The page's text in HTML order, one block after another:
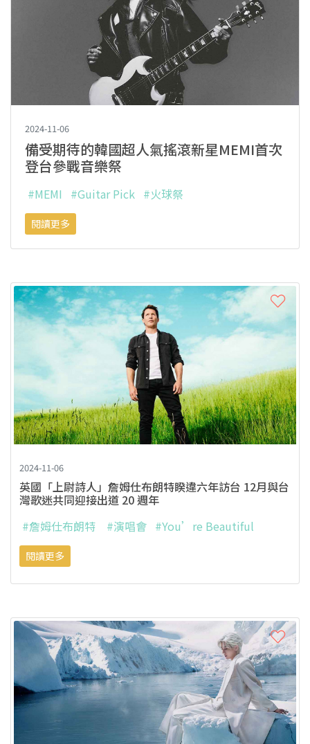
2024-11-06
備受期待的韓國超人氣搖滾新星MEMI首次
登台參戰音樂祭
#MEMI #Guitar Pick #火球祭
閱讀更多
2024-11-06
英國「上尉詩人」詹姆仕布朗特睽違六年訪台 12月與台
灣歌迷共同迎接出道 20 週年
#詹姆仕布朗特
#演唱會 #You’re Beautiful
閱讀更多